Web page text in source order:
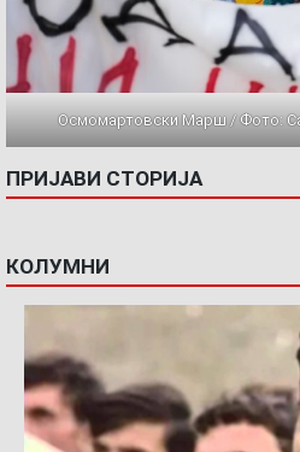
Осмомартовски Марш / Фото:
ПРИЈАВИ СТОРИЈА
КОЛУМНИ